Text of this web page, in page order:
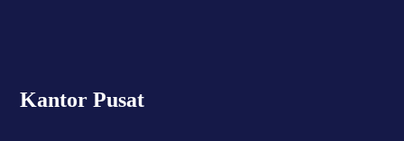
Kantor Pusat